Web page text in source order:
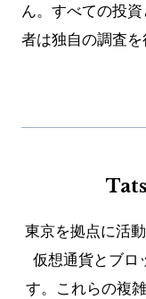
ん。すべての投
者は独自の調査を
東京を拠点に活
仮想通貨とブロ
す。これらの複